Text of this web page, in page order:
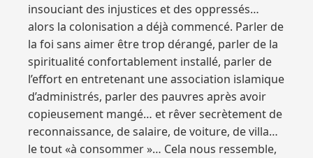
insouciant des injustices et des oppressés…
alors la colonisation a déjà commencé. Parler de
la foi sans aimer être trop dérangé, parler de la
spiritualité confortablement installé, parler de
l’effort en entretenant une association islamique
d’administrés, parler des pauvres après avoir
copieusement mangé… et rêver secrètement de
reconnaissance, de salaire, de voiture, de villa…
le tout «à consommer »… Cela nous ressemble,